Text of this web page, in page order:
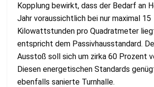
Kopplung bewirkt, dass der Bedarf an
Jahr voraussichtlich bei nur maximal 15
Kilowattstunden pro Quadratmeter
entspricht dem Passivhausstandard.
Ausstoß soll sich um zirka 60 Prozent
Diesen energetischen Standards
ebenfalls sanierte Turnhalle.